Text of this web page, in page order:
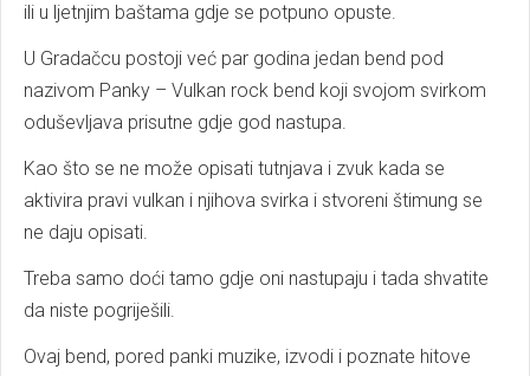
ili u ljetnjim baštama gdje se potpuno opuste.
U Gradačcu postoji već par godina jedan bend pod
nazivom Panky – Vulkan rock bend koji svojom svirkom
oduševljava prisutne gdje god nastupa.
Kao što se ne može opisati tutnjava i zvuk kada se
aktivira pravi vulkan i njihova svirka i stvoreni štimung se
ne daju opisati.
Treba samo doći tamo gdje oni nastupaju i tada shvatite
da niste pogriješili.
Ovaj bend, pored panki muzike, izvodi i poznate hitove